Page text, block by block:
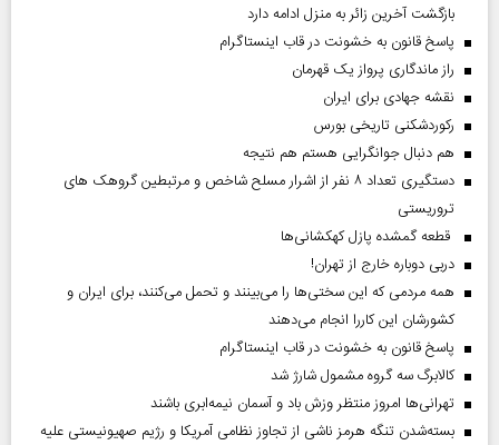
بازگشت آخرین زائر به منزل ادامه دارد
پاسخ قانون به خشونت در قاب اینستاگرام
راز ماندگاری پرواز یک قهرمان
نقشه جهادی برای ایران
رکوردشکنی تاریخی بورس
هم دنبال جوانگرایی هستم هم نتیجه
دستگیری تعداد ۸ نفر از اشرار مسلح شاخص و مرتبطین گروهک های
تروریستی
قطعه گمشده پازل کهکشانی‌ها
دربی دوباره خارج از تهران!
همه مردمی که این سختی‌ها را می‌بینند و تحمل می‌کنند، برای ایران و
کشورشان این کاررا انجام می‌دهند
پاسخ قانون به خشونت در قاب اینستاگرام
کالابرگ سه گروه مشمول شارژ شد
تهرانی‌ها امروز منتظر وزش باد و آسمان نیمه‌ابری باشند
بسته‌شدن تنگه هرمز ناشی از تجاوز نظامی آمریکا و رژیم صهیونیستی علیه